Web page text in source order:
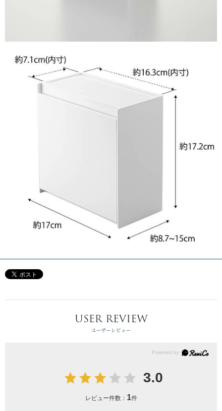
USER REVIEW
ユーザーレビュー
3.0
レビュー件数： 1件